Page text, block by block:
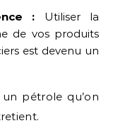
: Utiliser la
de vos produits
est devenu un
pétrole qu’on